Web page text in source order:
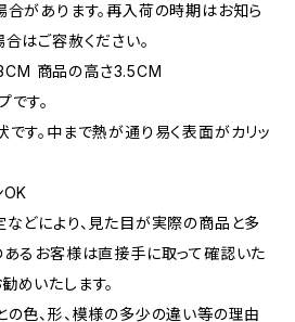
合があります。再入荷の時期はお知ら
はご容赦ください。
商品の高さ3.5CM
す。
す。中まで熱が通り易く表面がカリッ
などにより、見た目が実際の商品と多
あるお客様は直接手に取って確認いた
めいたします。
の色、形、模様の多少の違い等の理由